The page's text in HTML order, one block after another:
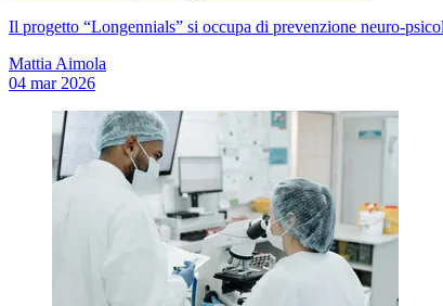
Il progetto “Longennials” si occupa di prevenzione neuro-
Mattia Aimola
04 mar 2026